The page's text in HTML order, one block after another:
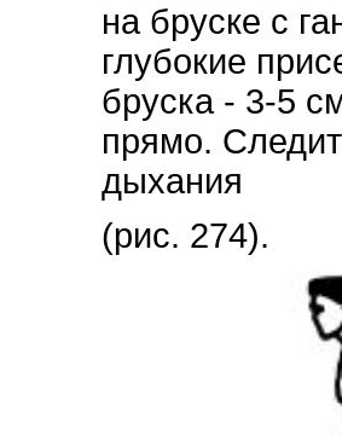
на бруске с
глубокие
бруска - 3-5
прямо.
дыхания
(рис. 274).